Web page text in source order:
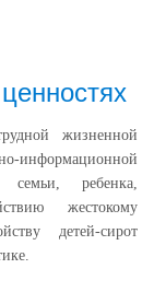
жизненной
информационной
ребенка,
жестокому
детей-сирот